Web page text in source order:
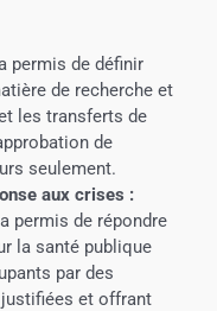
permis de définir
de recherche et
les transferts de
de
seulement.
aux crises :
permis de répondre
la santé publique
par des
et offrant